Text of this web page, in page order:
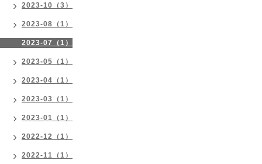
2023-10（3）
2023-08（1）
2023-07（1）
2023-05（1）
2023-04（1）
2023-03（1）
2023-01（1）
2022-12（1）
2022-11（1）